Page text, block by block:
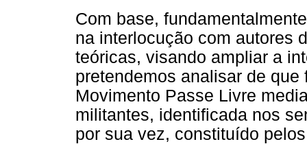
Com base,
na interlocução com autores
teóricas, visando ampliar a
pretendemos analisar de
Movimento Passe Livre
militantes, identificada nos
por sua vez, constituído